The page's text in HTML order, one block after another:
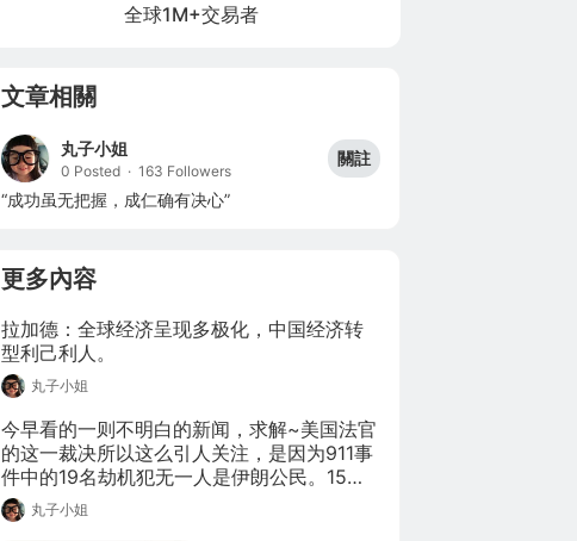
全球1M+交易者
文章相關
丸子小姐
0 Posted · 163 Followers
關註
“成功虽无把握，成仁确有决心”
更多內容
拉加德：全球经济呈现多极化，中国经济转
型利己利人。
丸子小姐
今早看的一则不明白的新闻，求解~美国法官
的这一裁决所以这么引人关注，是因为911事
件中的19名劫机犯无一人是伊朗公民。15人
是沙特公民，两人来自阿联酋，一人来自埃
及，一人是黎巴嫩公民。
丸子小姐